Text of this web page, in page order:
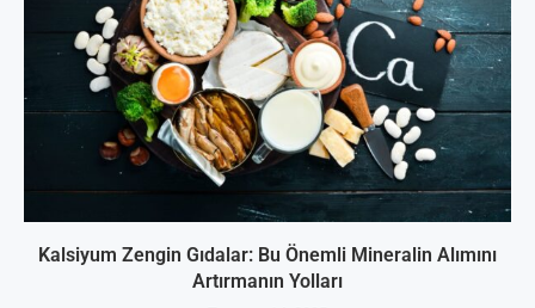
Kalsiyum Zengin Gıdalar: Bu Önemli Mineralin Alımını
Artırmanın Yolları